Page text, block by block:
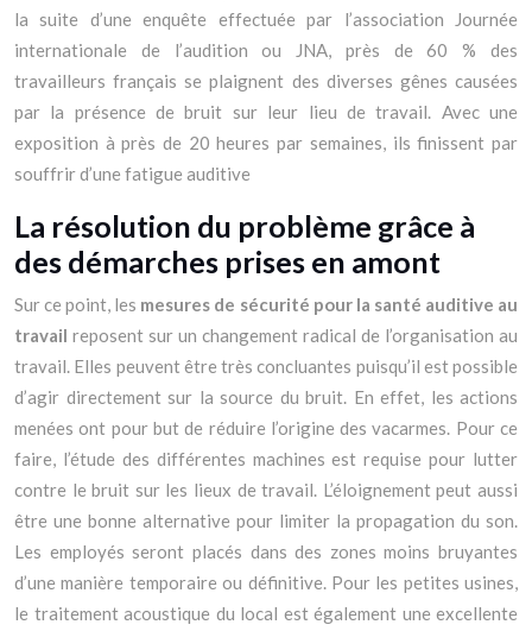
la suite d’une enquête effectuée par l’association Journée
internationale de l’audition ou JNA, près de 60 % des
travailleurs français se plaignent des diverses gênes causées
par la présence de bruit sur leur lieu de travail. Avec une
exposition à près de 20 heures par semaines, ils finissent par
souffrir d’une fatigue auditive
La résolution du problème grâce à
des démarches prises en amont
Sur ce point, les mesures de sécurité pour la santé auditive au
travail reposent sur un changement radical de l’organisation au
travail. Elles peuvent être très concluantes puisqu’il est possible
d’agir directement sur la source du bruit. En effet, les actions
menées ont pour but de réduire l’origine des vacarmes. Pour ce
faire, l’étude des différentes machines est requise pour lutter
contre le bruit sur les lieux de travail. L’éloignement peut aussi
être une bonne alternative pour limiter la propagation du son.
Les employés seront placés dans des zones moins bruyantes
d’une manière temporaire ou définitive. Pour les petites usines,
le traitement acoustique du local est également une excellente